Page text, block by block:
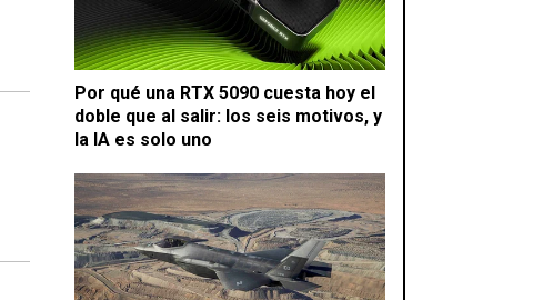
Por qué una RTX 5090 cuesta hoy el
doble que al salir: los seis motivos, y
la IA es solo uno